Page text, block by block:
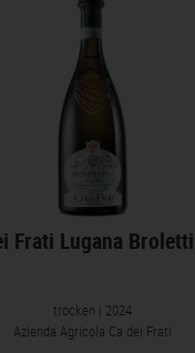
Frati Lugana
trocken | 2024
Azienda Agricola Ca dei Frati